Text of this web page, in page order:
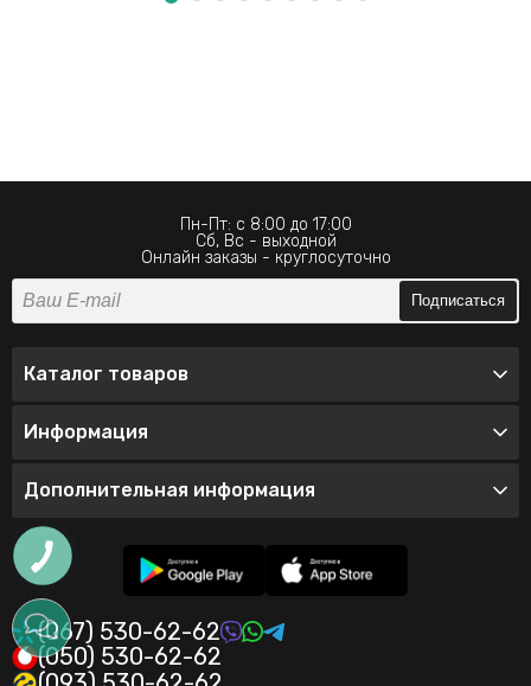
Пн-Пт: с 8:00 до 17:00
Сб, Вс - выходной
Онлайн заказы - круглосуточно
Подписаться
Каталог товаров
Информация
Дополнительная информация
(067) 530-62-62
(050) 530-62-62